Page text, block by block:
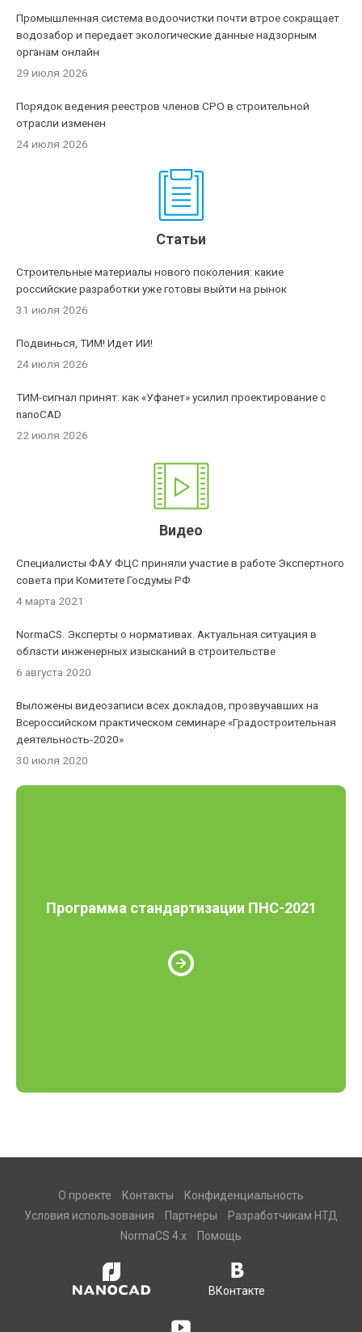
Промышленная система водоочистки почти втрое сокращает
водозабор и передает экологические данные надзорным
органам онлайн
29 июля 2026
Порядок ведения реестров членов СРО в строительной
отрасли изменен
24 июля 2026
Статьи
Строительные материалы нового поколения: какие
российские разработки уже готовы выйти на рынок
31 июля 2026
Подвинься, ТИМ! Идет ИИ!
24 июля 2026
ТИМ-сигнал принят: как «Уфанет» усилил проектирование с
nanoCAD
22 июля 2026
Видео
Специалисты ФАУ ФЦС приняли участие в работе Экспертного
совета при Комитете Госдумы РФ
4 марта 2021
NormaCS. Эксперты о нормативах. Актуальная ситуация в
области инженерных изысканий в строительстве
6 августа 2020
Выложены видеозаписи всех докладов, прозвучавших на
Всероссийском практическом семинаре «Градостроительная
деятельность-2020»
30 июля 2020
Программа стандартизации ПНС-2021
О проекте Контакты
Конфиденциальность
Условия использования
Партнеры
Разработчикам НТД
NormaCS 4.x
Помощь
ВКонтакте